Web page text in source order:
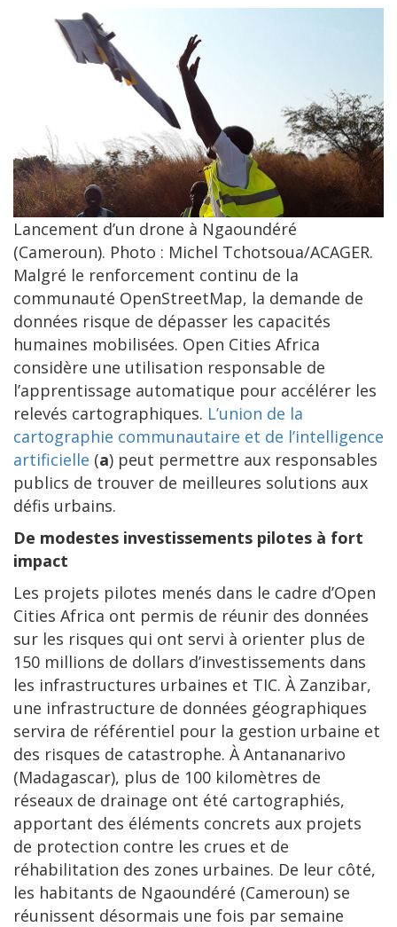
Image
Lancement d’un drone à Ngaoundéré
(Cameroun). Photo : Michel Tchotsoua/ACAGER.
Malgré le renforcement continu de la
communauté OpenStreetMap, la demande de
données risque de dépasser les capacités
humaines mobilisées. Open Cities Africa
considère une utilisation responsable de
l’apprentissage automatique pour accélérer les
relevés cartographiques. L’union de la
cartographie communautaire et de l’intelligence
artificielle (a) peut permettre aux responsables
publics de trouver de meilleures solutions aux
défis urbains.
De modestes investissements pilotes à fort
impact
Les projets pilotes menés dans le cadre d’Open
Cities Africa ont permis de réunir des données
sur les risques qui ont servi à orienter plus de
150 millions de dollars d’investissements dans
les infrastructures urbaines et TIC. À Zanzibar,
une infrastructure de données géographiques
servira de référentiel pour la gestion urbaine et
des risques de catastrophe. À Antananarivo
(Madagascar), plus de 100 kilomètres de
réseaux de drainage ont été cartographiés,
apportant des éléments concrets aux projets
de protection contre les crues et de
réhabilitation des zones urbaines. De leur côté,
les habitants de Ngaoundéré (Cameroun) se
réunissent désormais une fois par semaine